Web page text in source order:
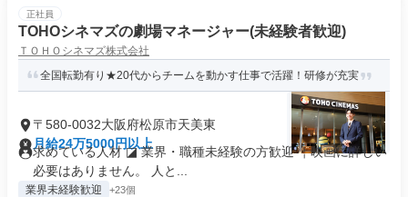
正社員
TOHOシネマズの劇場マネージャー(未経験者歓迎)
ＴＯＨＯシネマズ株式会社
全国転勤有り★20代からチームを動かす仕事で活躍！研修が充実
〒580-0032大阪府松原市天美東
月給24万5000円以上
求めている人材 ◪ 業界・職種未経験の方歓迎 ￤映画に詳しい
必要はありません。 人と...
業界未経験歓迎 +23個